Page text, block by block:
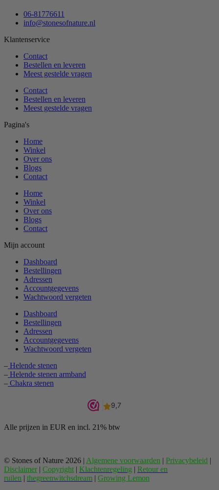
06-81776611
info@stonesofnature.nl
Klantenservice
Contact
Bestellen en leveren
Meest gestelde vragen
Contact
Bestellen en leveren
Meest gestelde vragen
Pagina's
Home
Winkel
Over ons
Blogs
Contact
Home
Winkel
Over ons
Blogs
Contact
Mijn account
Dashboard
Bestellingen
Adressen
Accountgegevens
Wachtwoord vergeten
Dashboard
Bestellingen
Adressen
Accountgegevens
Wachtwoord vergeten
– Helende stenen
– Helende stenen armband
– Chakra stenen
Alle prijzen in EUR en incl. 21% btw
© Stones of Nature 2026 | Algemene voorwaarden | Privacybeleid |
Disclaimer | Copyright | Klachtenregeling | Retour en
ruilen | thegreenwitchsdream | Growing Lemon